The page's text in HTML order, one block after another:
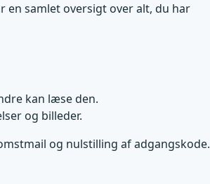
en samlet oversigt over alt, du har
kan læse den.
og billeder.
og nulstilling af adgangskode.